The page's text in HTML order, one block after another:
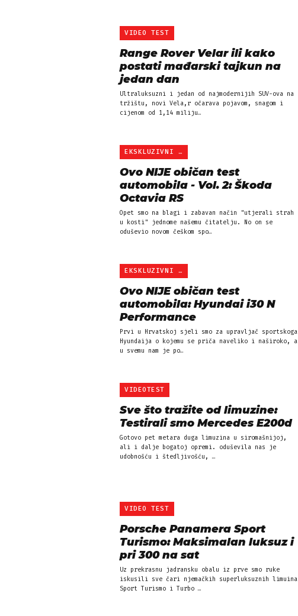
VIDEO TEST
Range Rover Velar ili kako
postati mađarski tajkun na
jedan dan
Ultraluksuzni i jedan od najmodernijih SUV-ova na
tržištu, novi Vela,r očarava pojavom, snagom i
cijenom od 1,14 miliju…
EKSKLUZIVNI VIDEO TEST
Ovo NIJE običan test
automobila - Vol. 2: Škoda
Octavia RS
Opet smo na blagi i zabavan način "utjerali strah
u kosti" jednome našemu čitatelju. No on se
oduševio novom češkom spo…
EKSKLUZIVNI VIDEO
Ovo NIJE običan test
automobila: Hyundai i30 N
Performance
Prvi u Hrvatskoj sjeli smo za upravljač sportskoga
Hyundaija o kojemu se priča naveliko i naširoko, a
u svemu nam je po…
VIDEOTEST
Sve što tražite od limuzine:
Testirali smo Mercedes E200d
Gotovo pet metara duga limuzina u siromašnijoj,
ali i dalje bogatoj opremi. oduševila nas je
udobnošću i štedljivošću, …
VIDEO TEST
Porsche Panamera Sport
Turismo: Maksimalan luksuz i
pri 300 na sat
Uz prekrasnu jadransku obalu iz prve smo ruke
iskusili sve čari njemačkih superluksuznih limuina
Sport Turismo i Turbo …